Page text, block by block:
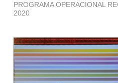
PROGRAMA OPERACIONAL
2020